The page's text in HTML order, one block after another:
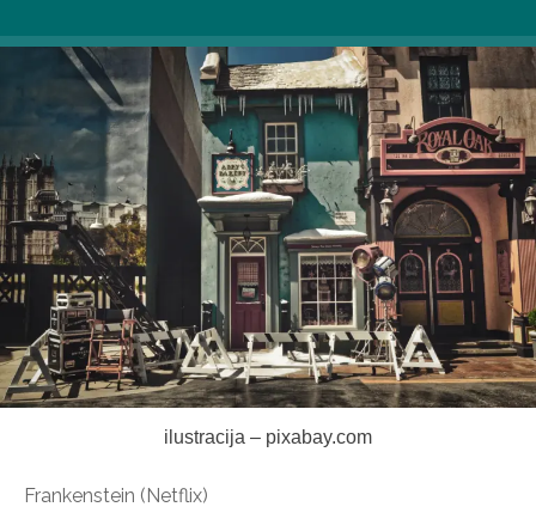
ilustracija – pixabay.com
Frankenstein (Netflix)